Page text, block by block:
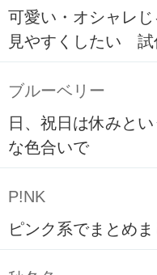
可愛い・オシャレ
見やすくしたい 試
ブルーベリー
日、祝日は休みと
な色合いで
P!NK
ピンク系でまとめま